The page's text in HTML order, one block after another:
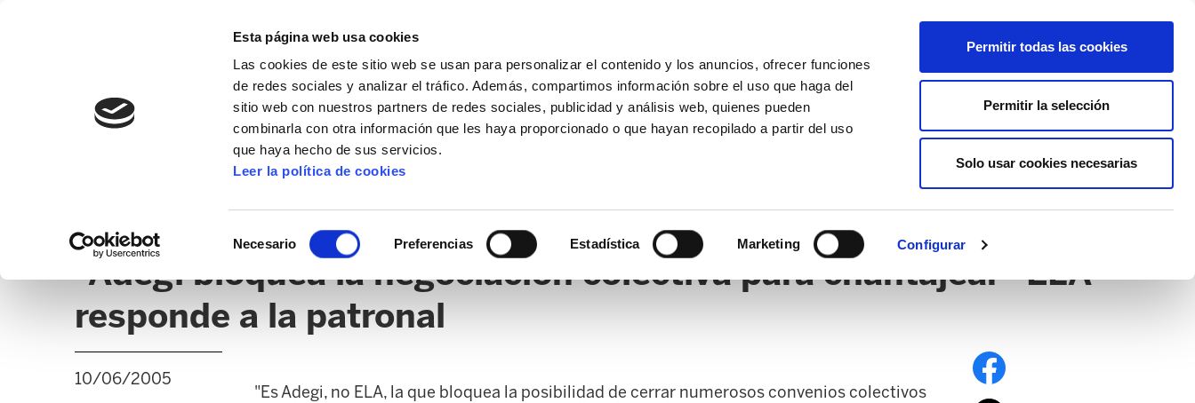
Esta página web usa cookies
Las cookies de este sitio web se usan para personalizar el contenido y los anuncios, ofrecer funciones
de redes sociales y analizar el tráfico. Además, compartimos información sobre el uso que haga del
sitio web con nuestros partners de redes sociales, publicidad y análisis web, quienes pueden
combinarla con otra información que les haya proporcionado o que hayan recopilado a partir del uso
que haya hecho de sus servicios.
Leer la política de cookies
Necesario Preferencias Estadística Marketing Configurar
Permitir todas las cookies
Permitir la selección
Solo usar cookies necesarias
AFÍLIATE
"Adegi bloquea la negociación colectiva para chantajear" ELA
responde a la patronal
10/06/2005
"Es Adegi, no ELA, la que bloquea la posibilidad de cerrar numerosos convenios colectivos